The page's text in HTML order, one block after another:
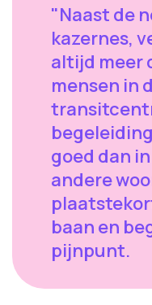
"Naast de
kazernes,
altijd meer
mensen in
goed dan
andere
baan en
pijnpunt.